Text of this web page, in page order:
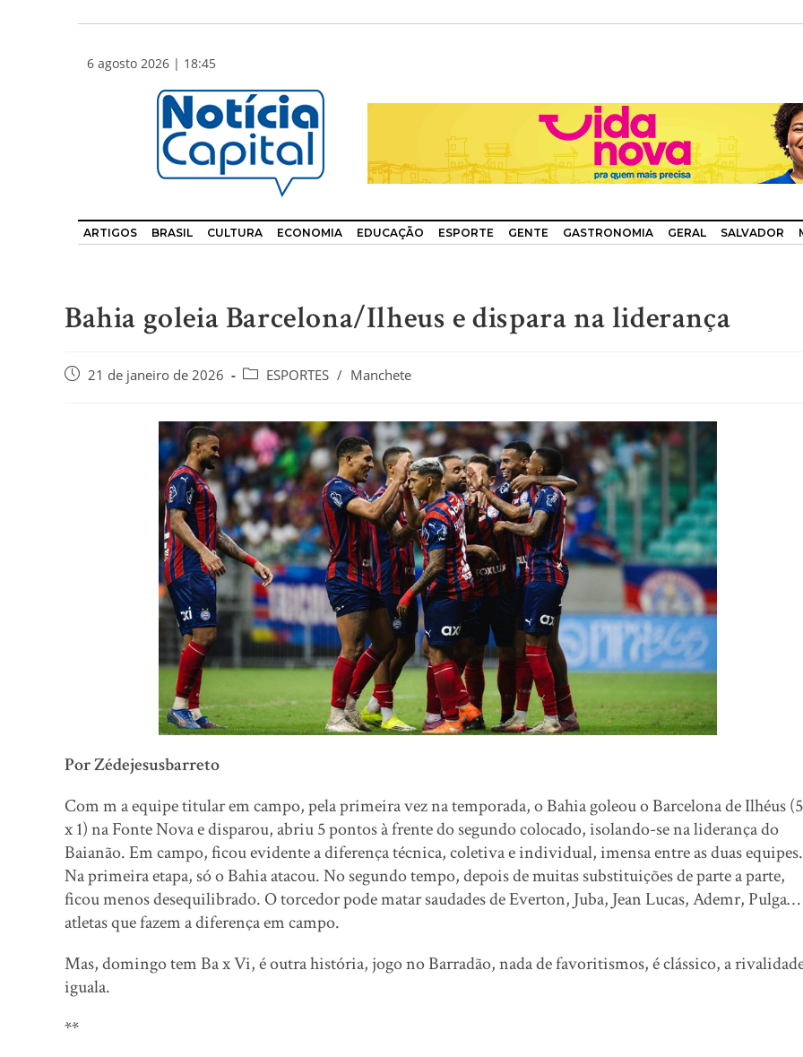
6 agosto 2026 | 18:45
ARTIGOS BRASIL CULTURA ECONOMIA EDUCAÇÃO ESPORTE GENTE GASTRONOMIA GERAL SALVADOR
Bahia goleia Barcelona/Ilheus e dispara na liderança
21 de janeiro de 2026 ESPORTES / Manchete
Por Zédejesusbarreto
Com m a equipe titular em campo, pela primeira vez na temporada, o Bahia goleou o Barcelona de Ilhéus (5
x 1) na Fonte Nova e disparou, abriu 5 pontos à frente do segundo colocado, isolando-se na liderança do
Baianão. Em campo, ficou evidente a diferença técnica, coletiva e individual, imensa entre as duas equipes.
Na primeira etapa, só o Bahia atacou. No segundo tempo, depois de muitas substituições de parte a parte,
ficou menos desequilibrado. O torcedor pode matar saudades de Everton, Juba, Jean Lucas, Ademr, Pulga…
atletas que fazem a diferença em campo.
Mas, domingo tem Ba x Vi, é outra história, jogo no Barradão, nada de favoritismos, é clássico, a
iguala.
**